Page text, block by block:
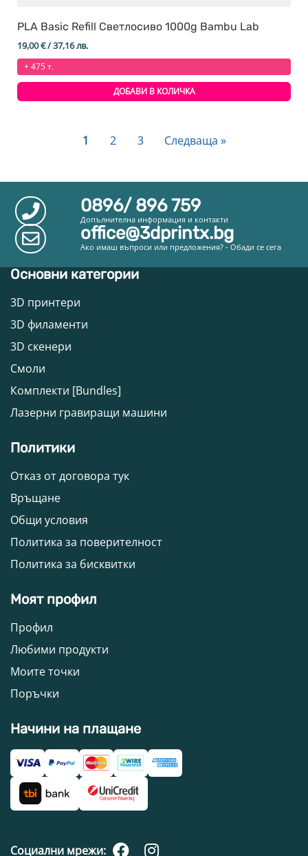
PLA Basic Refill Светлосиво 1000g Bambu Lab
19,00€/ 37,16 лв.
+ 475 т.
ДОБАВИ В КОЛИЧКА
1 2 3 Следваща »
0896/ 896 759
Допълнителна информация и контакти
office@3dprintx.bg
Ако имаш въпроси или предложения? - Обади се сега
Основни категории
3D принтери
3D филаменти
3D скенери
Смоли
Комплекти [Bundles]
Лазерни гравиращи машини
Политики
Отказ от договора тук
Връщане
Общи условия
Политика за поверителност
Политика за бисквитки
Моят профил
Профил
Любими продукти
Моите точки
Поръчки
Начини на плащане
Социални мрежи: